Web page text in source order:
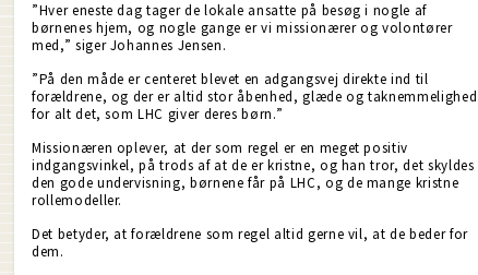
”Hver eneste dag tager de lokale ansatte på besøg i nogle af
børnenes hjem, og nogle gange er vi missionærer og volontører
med,” siger Johannes Jensen.
”På den måde er centeret blevet en adgangsvej direkte ind til
forældrene, og der er altid stor åbenhed, glæde og taknemmelighed
for alt det, som LHC giver deres børn.”
Missionæren oplever, at der som regel er en meget positiv
indgangsvinkel, på trods af at de er kristne, og han tror, det skyldes
den gode undervisning, børnene får på LHC, og de mange kristne
rollemodeller.
Det betyder, at forældrene som regel altid gerne vil, at de beder for
dem.